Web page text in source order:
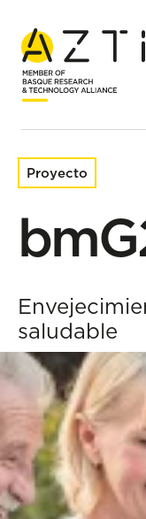
Inicio Proyectos de
Proyecto
saludable